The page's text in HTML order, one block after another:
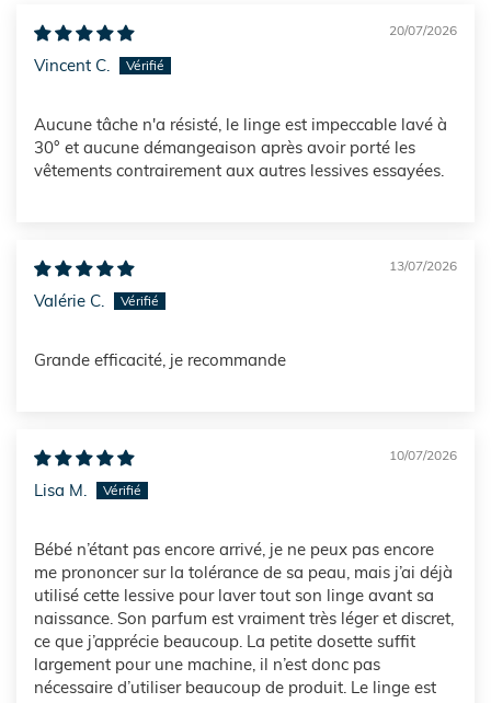
20/07/2026
Vincent C.
Aucune tâche n'a résisté, le linge est impeccable lavé à
30° et aucune démangeaison après avoir porté les
vêtements contrairement aux autres lessives essayées.
13/07/2026
Valérie C.
Grande efficacité, je recommande
10/07/2026
Lisa M.
Bébé n’étant pas encore arrivé, je ne peux pas encore
me prononcer sur la tolérance de sa peau, mais j’ai déjà
utilisé cette lessive pour laver tout son linge avant sa
naissance. Son parfum est vraiment très léger et discret,
ce que j’apprécie beaucoup. La petite dosette suffit
largement pour une machine, il n’est donc pas
nécessaire d’utiliser beaucoup de produit. Le linge est